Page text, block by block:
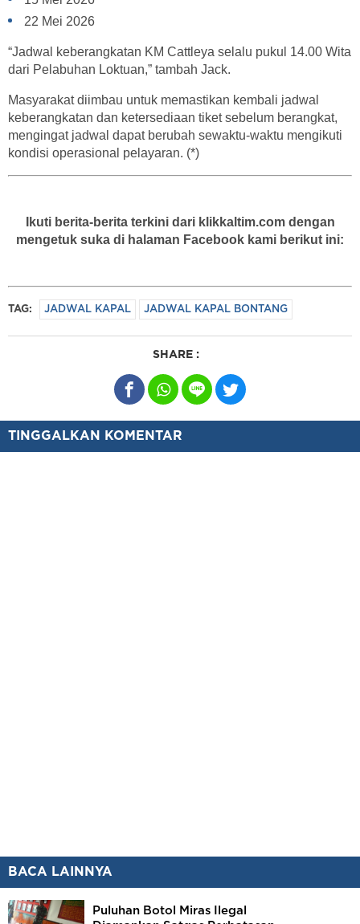
22 Mei 2026
“Jadwal keberangkatan KM Cattleya selalu pukul 14.00 Wita
dari Pelabuhan Loktuan,” tambah Jack.
Masyarakat diimbau untuk memastikan kembali jadwal
keberangkatan dan ketersediaan tiket sebelum berangkat,
mengingat jadwal dapat berubah sewaktu-waktu mengikuti
kondisi operasional pelayaran. (*)
Ikuti berita-berita terkini dari klikkaltim.com dengan
mengetuk suka di halaman Facebook kami berikut ini:
TAG: JADWAL KAPAL JADWAL KAPAL BONTANG
SHARE :
TINGGALKAN KOMENTAR
BACA LAINNYA
Puluhan Botol Miras Ilegal